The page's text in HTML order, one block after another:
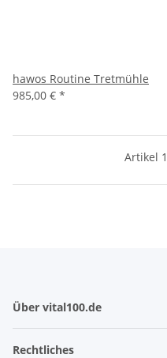
hawos Routine Tretmühle
985,00 € *
Artikel
Über vital100.de
Rechtliches